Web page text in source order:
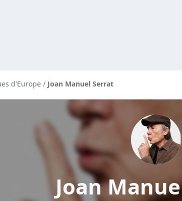
d'Europe / Joan Manuel Serrat
Joan